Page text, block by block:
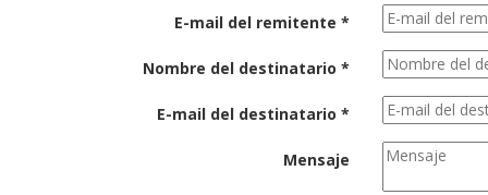
E-mail del remitente *
Nombre del destinatario *
E-mail del destinatario *
Mensaje